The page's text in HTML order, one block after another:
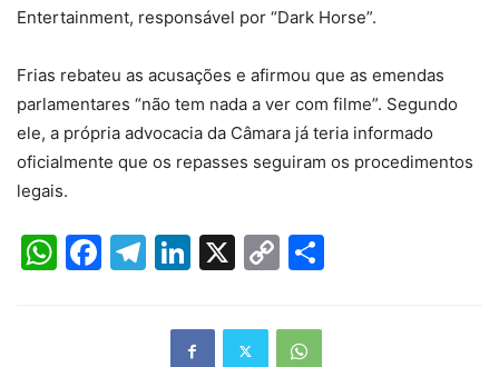
Entertainment, responsável por “Dark Horse”.
Frias rebateu as acusações e afirmou que as emendas
parlamentares “não tem nada a ver com filme”. Segundo
ele, a própria advocacia da Câmara já teria informado
oficialmente que os repasses seguiram os procedimentos
legais.
WhatsApp
Facebook
Telegram
LinkedIn
X
Copy